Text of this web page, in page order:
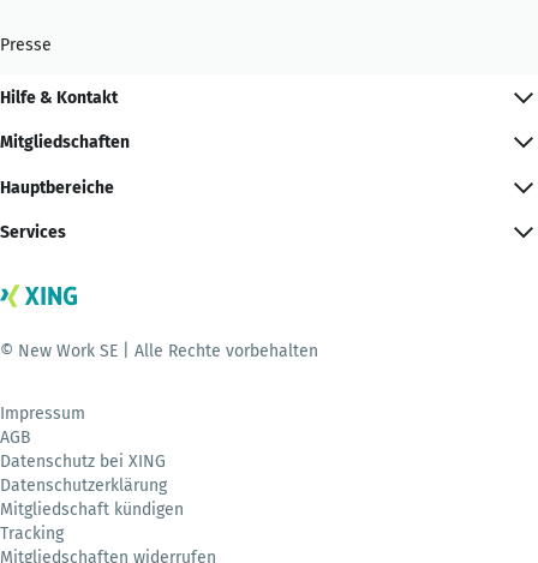
Presse
Hilfe & Kontakt
Mitgliedschaften
Hauptbereiche
Services
© New Work SE | Alle Rechte vorbehalten
Impressum
AGB
Datenschutz bei XING
Datenschutzerklärung
Mitgliedschaft kündigen
Tracking
Mitgliedschaften widerrufen